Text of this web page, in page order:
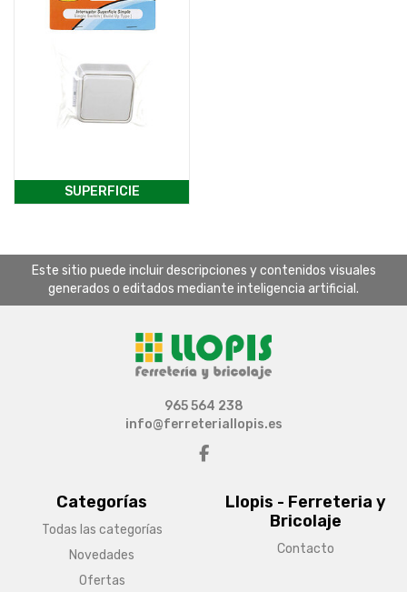
SUPERFICIE
Este sitio puede incluir descripciones y contenidos visuales
generados o editados mediante inteligencia artificial.
Categorías
Todas las categorías
Novedades
Ofertas
Llopis - Ferreteria y
Bricolaje
Contacto
965 564 238
info@ferreteriallopis.es